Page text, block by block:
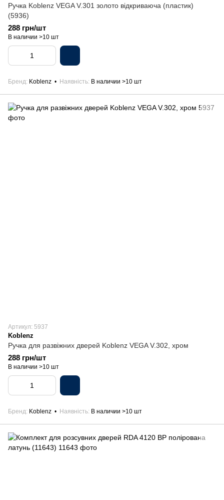
Ручка Koblenz VEGA V.301 золото відкриваюча (пластик)
(5936)
288 грн/шт
В наличии >10 шт
Бренд Koblenz Наявність В наличии >10 шт
Артикул: 5937
Koblenz
Ручка для развіжних дверей Koblenz VEGA V.302, хром
288 грн/шт
В наличии >10 шт
Бренд Koblenz Наявність В наличии >10 шт